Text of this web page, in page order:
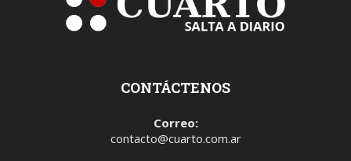
CONTÁCTENOS
Correo:
contacto@cuarto.com.ar